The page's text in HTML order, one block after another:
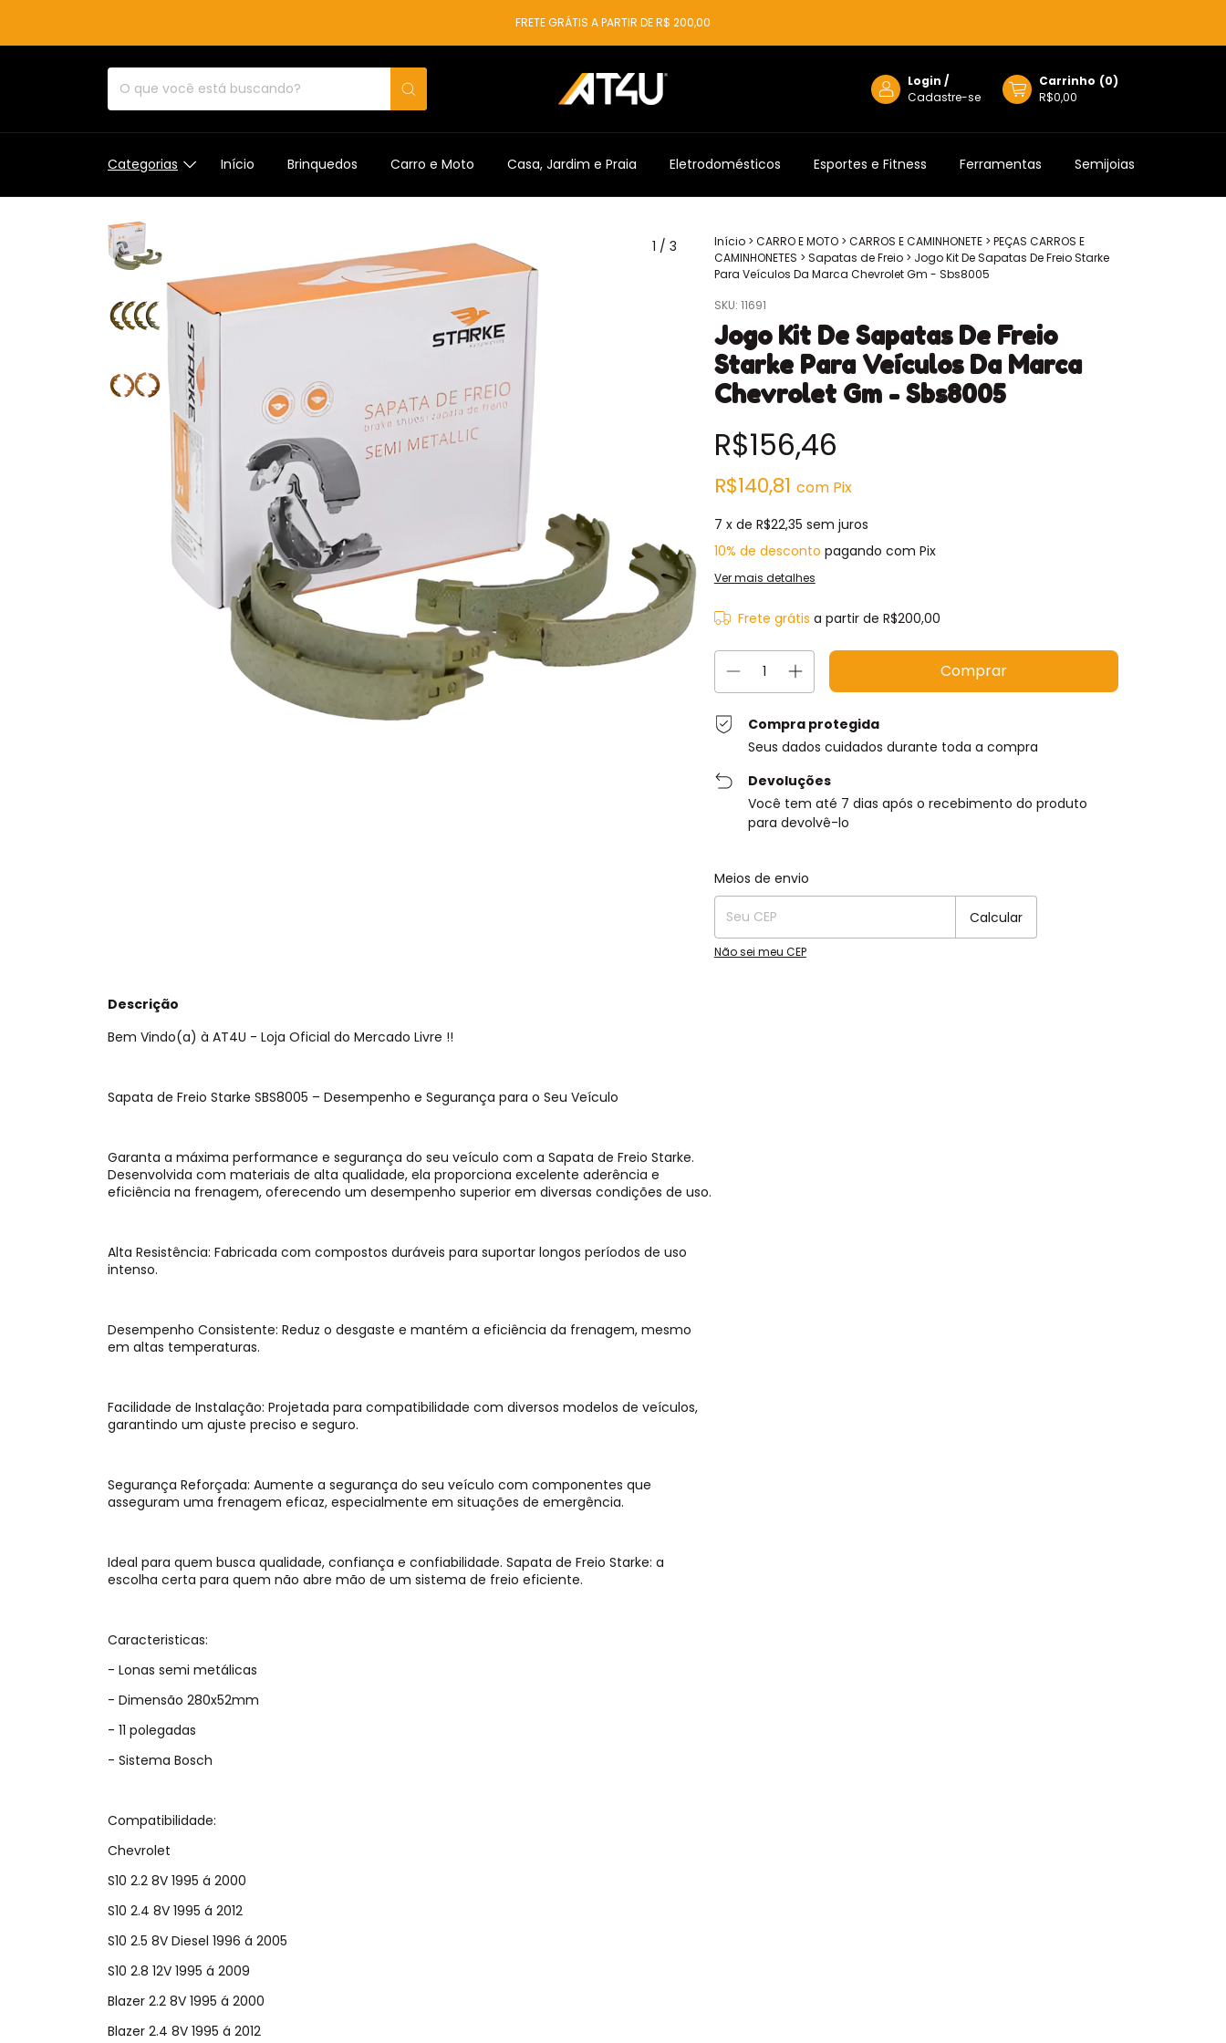
FRETE GRÁTIS A PARTIR DE R$ 200,00
Login /
Cadastre-se
Carrinho (0)
R$0,00
Categorias Início Brinquedos Carro e Moto Casa, Jardim e Praia Eletrodomésticos Esportes e Fitness Ferramentas Semijoias
1 / 3 Início > CARRO E MOTO > CARROS E CAMINHONETE > PEÇAS CARROS E
CAMINHONETES > Sapatas de Freio > Jogo Kit De Sapatas De Freio Starke
Para Veículos Da Marca Chevrolet Gm - Sbs8005
SKU: 11691
Jogo Kit De Sapatas De Freio
Starke Para Veículos Da Marca
Chevrolet Gm - Sbs8005
R$156,46
R$140,81 com Pix
7 x de R$22,35 sem juros
10% de desconto pagando com Pix
Ver mais detalhes
Frete grátis a partir deR$200,00
Compra protegida
Seus dados cuidados durante toda a compra
Devoluções
Você tem até 7 dias após o recebimento do produto
para devolvê-lo
Entregas para o CEP:
Meios de envio
Calcular
Não sei meu CEP
Descrição
Bem Vindo(a) à AT4U - Loja Oficial do Mercado Livre !!
Sapata de Freio Starke SBS8005 – Desempenho e Segurança para o Seu Veículo
Garanta a máxima performance e segurança do seu veículo com a Sapata de Freio Starke.
Desenvolvida com materiais de alta qualidade, ela proporciona excelente aderência e
eficiência na frenagem, oferecendo um desempenho superior em diversas condições de uso.
Alta Resistência: Fabricada com compostos duráveis para suportar longos períodos de uso
intenso.
Desempenho Consistente: Reduz o desgaste e mantém a eficiência da frenagem, mesmo
em altas temperaturas.
Facilidade de Instalação: Projetada para compatibilidade com diversos modelos de veículos,
garantindo um ajuste preciso e seguro.
Segurança Reforçada: Aumente a segurança do seu veículo com componentes que
asseguram uma frenagem eficaz, especialmente em situações de emergência.
Ideal para quem busca qualidade, confiança e confiabilidade. Sapata de Freio Starke: a
escolha certa para quem não abre mão de um sistema de freio eficiente.
Caracteristicas:
- Lonas semi metálicas
- Dimensão 280x52mm
- 11 polegadas
- Sistema Bosch
Compatibilidade:
Chevrolet
S10 2.2 8V 1995 á 2000
S10 2.4 8V 1995 á 2012
S10 2.5 8V Diesel 1996 á 2005
S10 2.8 12V 1995 á 2009
Blazer 2.2 8V 1995 á 2000
Blazer 2.4 8V 1995 á 2012